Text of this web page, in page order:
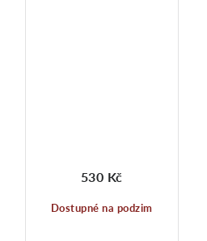
Dostupné na podzim
530 Kč